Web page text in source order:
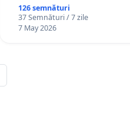
126 semnături
37 Semnături / 7 zile
7 May 2026